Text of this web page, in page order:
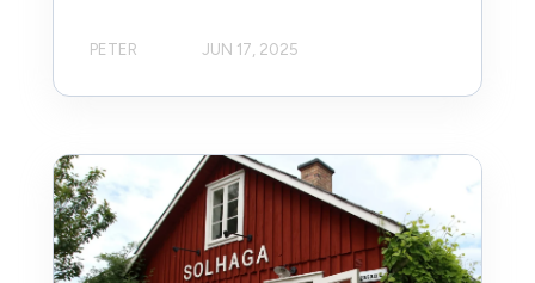
PETER JUN 17, 2025